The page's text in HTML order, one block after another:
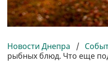
Новости Днепра /
рыбных блюд. Что еще